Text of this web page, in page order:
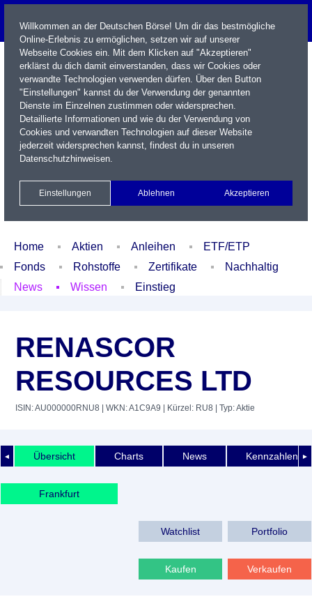
Name / WKN / ISIN / Kürzel
Xetra Realtime
Watchlist Portfolio Login
Home Aktien Anleihen
ETF/ETP
Fonds
Rohstoffe Zertifikate
Nachhaltig
News
Wissen Einstieg
RENASCOR
RESOURCES LTD
ISIN: AU000000RNU8 | WKN: A1C9A9 | Kürzel: RU8 | Typ: Aktie
◄ ►
Übersicht Charts News Kennzahlen
Frankfurt
Watchlist Portfolio
Kaufen Verkaufen
Willkommen an der Deutschen Börse! Um dir das bestmögliche
Online-Erlebnis zu ermöglichen, setzen wir auf unserer
Webseite Cookies ein. Mit dem Klicken auf "Akzeptieren"
erklärst du dich damit einverstanden, dass wir Cookies oder
verwandte Technologien verwenden dürfen. Über den Button
"Einstellungen" kannst du der Verwendung der genannten
Dienste im Einzelnen zustimmen oder widersprechen.
Detaillierte Informationen und wie du der Verwendung von
Cookies und verwandten Technologien auf dieser Website
jederzeit widersprechen kannst, findest du in unseren
Datenschutzhinweisen.
Einstellungen Ablehnen Akzeptieren